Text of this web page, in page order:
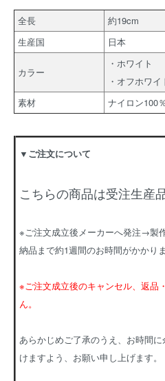
全長
約19cm
生産国
日本
カラー
・ホワイト
・オフホワイ
素材
ナイロン100％
▼ご注文について
こちらの商品は受注生産
※ご注文成立後メーカーへ発注→製
納品まで約1週間のお時間がかかりま
※ご注文成立後のキャンセル、返品
ん。
あらかじめご了承のうえ、お時間
けますよう、お願い申し上げます。